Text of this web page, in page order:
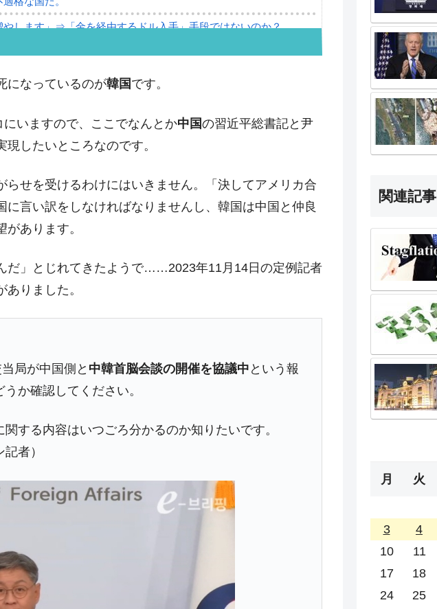
します」⇒「金を経由するドル入手」手段ではないのか？
支持しない「50.5％」に上昇
抗議活動」
ラで他業種は全般的「不調」⇒ PSIが示す現況は決して良くない。
「KDDX」1番艦、2032年竣工と公示
の協調に韓国がいっちょがみしたのでは。
廃 ⇒ 実は韓国で『BYD』車は売れている。6カ月で対前年同期比
さっそく空港に詰めかけ「出て行け！」「極右勢力」のプラカー
清算はほぼ終わった」
兆蒸発。
しようキャンペーン」⇒ あの名物教授も登場！
なさすぎ」では。
ーゲットにぶん殴る法案」提出！⇒ クーパン問題は合衆国企業に対
価暴落に他人事のような発言。
になっているのが韓国 です。
いますので、ここでなんとか中国の習近平総書記と尹
したいところなのです。
せを受けるわけにはいきません。「決してアメリカ合
言い訳をしなければなりませんし、韓国は中国と仲良
あります。
だ」とじれてきたようで……2023年11月14日の定例記者
りました。
局が中国側と 中韓首脳会談の開催を協議中 という報
か確認してください。
する内容はいつごろ分かるのか知りたいです。
者）
関連記事
月 火
3
4
10
11
17
18
24
25